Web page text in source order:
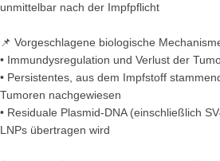
unmittelbar nach der Impfpflicht
📌 Vorgeschlagene biologische
• Immundysregulation und Verlust der
• Persistentes, aus dem Impfstoff
Tumoren nachgewiesen
• Residuale Plasmid-DNA (einschließlich
LNPs übertragen wird